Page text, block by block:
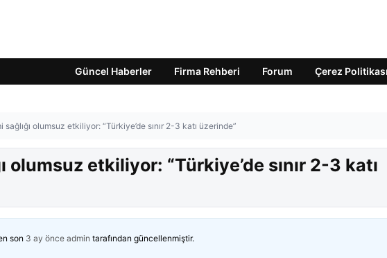
Güncel Haberler Firma Rehberi Forum Çerez Politikası
olumsuz etkiliyor: “Türkiye’de sınır 2-3 katı üzerinde”
olumsuz etkiliyor: “Türkiye’de sınır 2-3 katı
son 3 ay önce admin tarafından güncellenmiştir.